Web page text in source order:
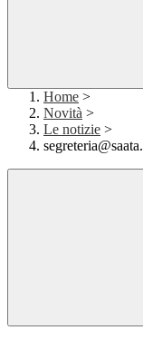
Home >
Novità >
Le notizie >